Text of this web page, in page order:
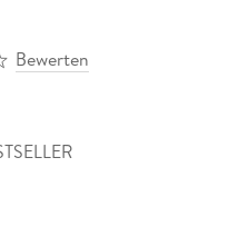
Bewerten
INSTANT NEW YORK TIMES BESTSELLER